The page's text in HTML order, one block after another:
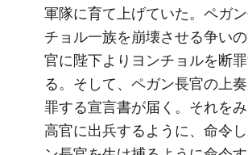
軍隊に育て上げていた。ペガ
チョル一族を崩壊させる争い
官に陛下よりヨンチョルを断
る。そして、ペガン長官の上
罪する宣言書が届く。それを
高官に出兵するように、命令